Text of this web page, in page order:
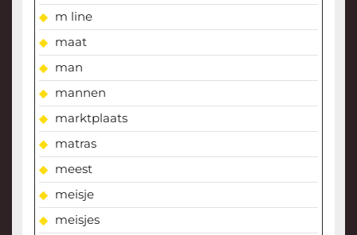
m line
maat
man
mannen
marktplaats
matras
meest
meisje
meisjes